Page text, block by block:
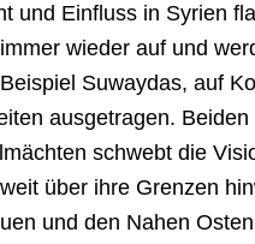
und Einfluss in Syrien
wieder auf und
Suwaydas, auf
ausgetragen. Beiden
schwebt die
über ihre Grenzen
und den Nahen